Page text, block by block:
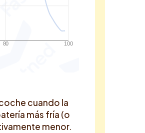
80 100
cuando la
más fría (o
menor.